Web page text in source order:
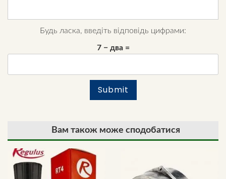
Будь ласка, введіть відповідь цифрами:
7 − два =
Вам також може сподобатися